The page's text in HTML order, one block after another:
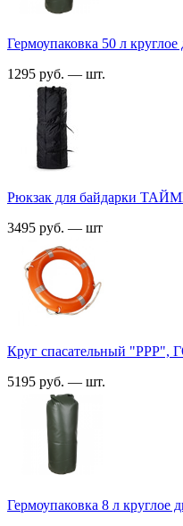
Гермоупаковка 50 л
1295 руб. — шт.
Рюкзак для байдарки
3495 руб. — шт
Круг спасательный "РРР",
5195 руб. — шт.
Гермоупаковка 8 л круглое